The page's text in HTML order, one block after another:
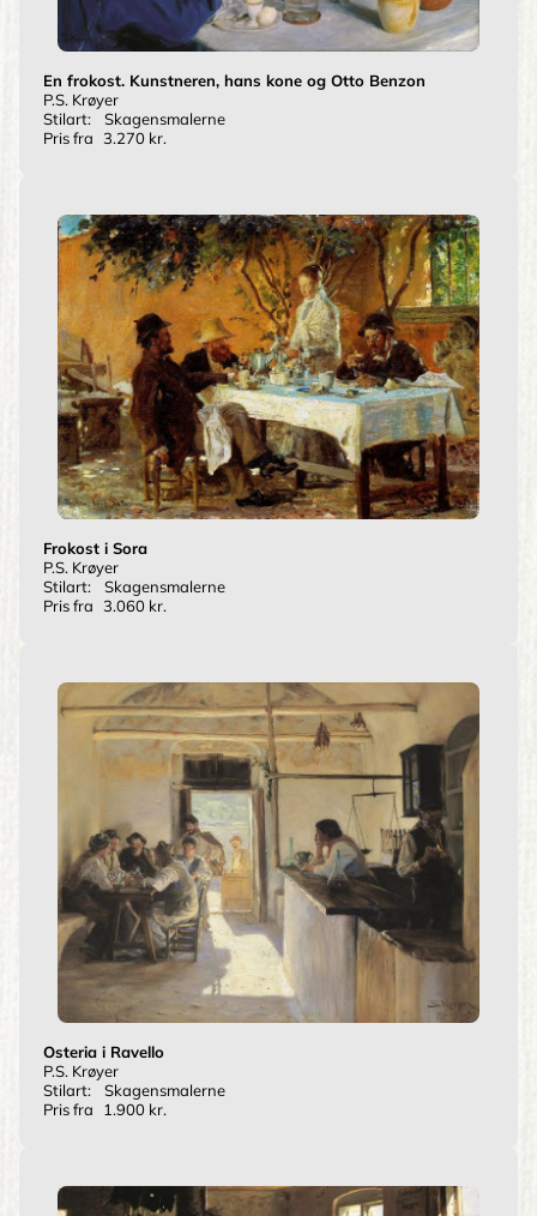
En frokost. Kunstneren, hans kone og Otto Benzon
P.S. Krøyer
Stilart:
Skagensmalerne
Pris fra 3.270 kr.
Frokost i Sora
P.S. Krøyer
Stilart:
Skagensmalerne
Pris fra 3.060 kr.
Osteria i Ravello
P.S. Krøyer
Stilart:
Skagensmalerne
Pris fra
1.900 kr.